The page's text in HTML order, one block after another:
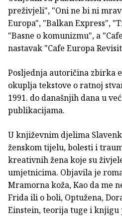
preživjeli", "Oni ne bi ni
Europa", "Balkan Express",
"Basne o komunizmu", a
nastavak "Cafe Europa
Posljednja autoričina zbirka
okuplja tekstove o ratnoj
1991. do današnjih dana u
publikacijama.
U književnim djelima
ženskom tijelu, bolesti i
kreativnih žena koje su
umjetnicima. Objavila je
Mramorna koža, Kao da me
Frida ili o boli, Optužena,
Einstein, teorija tuge i